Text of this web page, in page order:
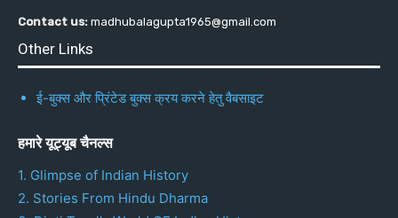
Contact us: madhubalagupta1965@gmail.com
Other Links
ई-बुक्स और प्रिंटेड बुक्स क्रय करने हेतु वैबसाइट
हमारे यूट्यूब चैनल्स
1. Glimpse of Indian History
2. Stories From Hindu Dharma